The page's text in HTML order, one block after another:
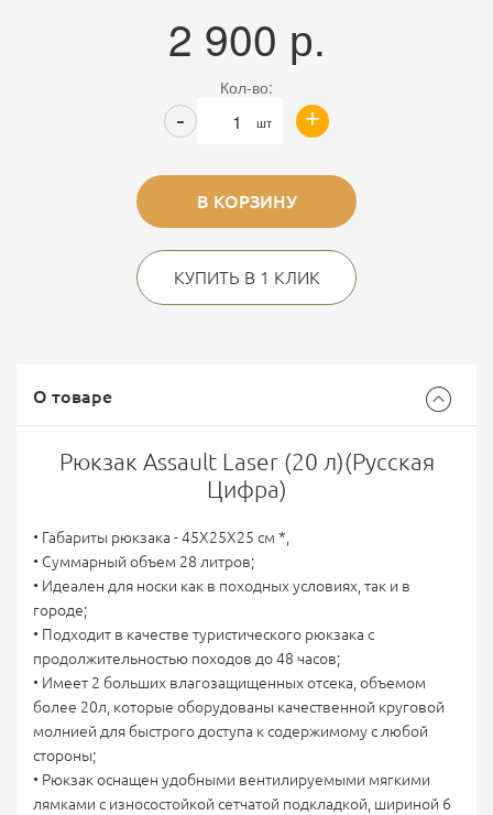
2 900 р.
Кол-во:
шт +
-
В КОРЗИНУ
КУПИТЬ В 1 КЛИК
О товаре
Рюкзак Assault Laser (20 л)(Русская
Цифра)
• Габариты рюкзака - 45Х25Х25 см *,
• Суммарный объем 28 литров;
• Идеален для носки как в походных условиях, так и в
городе;
• Подходит в качестве туристического рюкзака с
продолжительностью походов до 48 часов;
• Имеет 2 больших влагозащищенных отсека, объемом
более 20л, которые оборудованы качественной круговой
молнией для быстрого доступа к содержимому с любой
стороны;
• Рюкзак оснащен удобными вентилируемыми мягкими
лямками с износостойкой сетчатой подкладкой, шириной 6